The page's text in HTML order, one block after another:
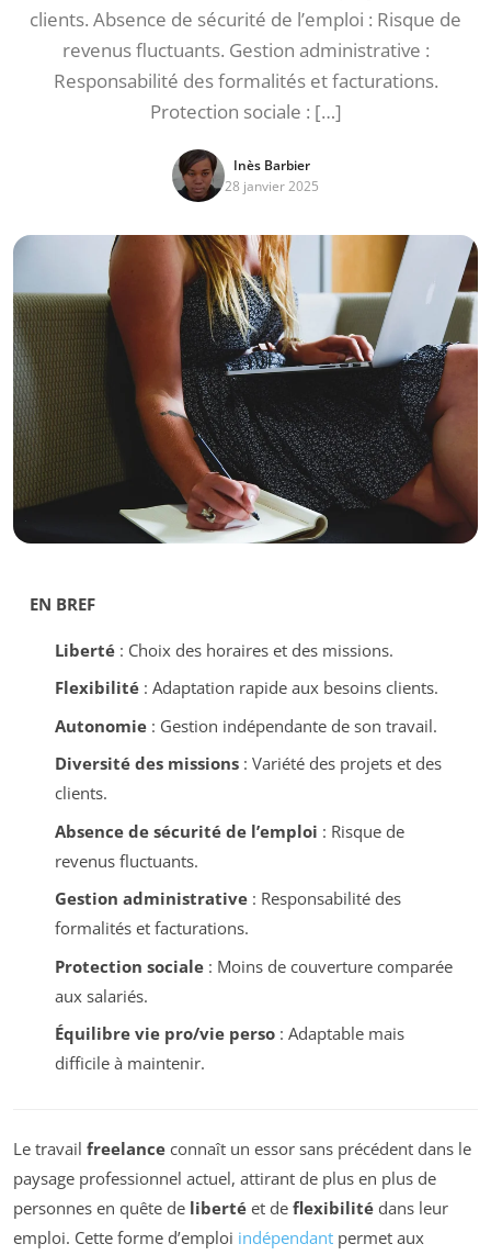
clients. Absence de sécurité de l’emploi : Risque de
revenus fluctuants. Gestion administrative :
Responsabilité des formalités et facturations.
Protection sociale : […]
Inès Barbier
28 janvier 2025
EN BREF
Liberté: Choix des horaires et des missions.
Flexibilité: Adaptation rapide aux besoins clients.
Autonomie: Gestion indépendante de son travail.
Diversité des missions: Variété des projets et des
clients.
Absence de sécurité de l’emploi : Risque de
revenus fluctuants.
Gestion administrative: Responsabilité des
formalités et facturations.
Protection sociale: Moins de couverture comparée
aux salariés.
Équilibre vie pro/vie perso: Adaptable mais
difficile à maintenir.
Le travail freelance connaît un essor sans précédent dans le
paysage professionnel actuel, attirant de plus en plus de
personnes en quête de liberté et de flexibilité dans leur
emploi. Cette forme d’emploi indépendant permet aux